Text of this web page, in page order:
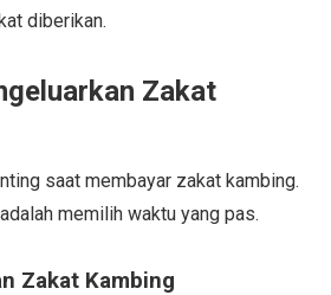
diberikan.
Zakat
saat membayar zakat kambing.
memilih waktu yang pas.
Zakat Kambing